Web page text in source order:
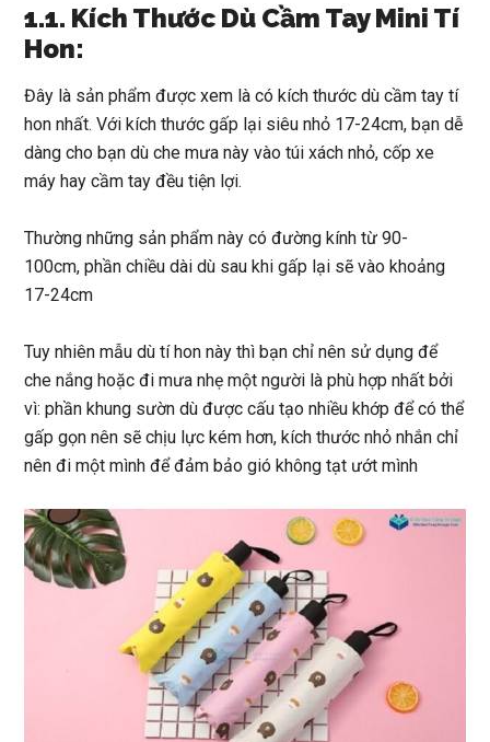
1.1. Kích Thước Dù Cầm Tay Mini Tí
Hon:
Đây là sản phẩm được xem là có kích thước dù cầm tay tí
hon nhất.Với kích thước gấp lại siêu nhỏ 17-24cm, bạn dễ
dàng cho bạn dù che mưa này vào túi xách nhỏ, cốp xe
máy hay cầm tay đều tiện lợi.
Thường những sản phẩm này có đường kính từ 90-
100cm, phần chiều dài dù sau khi gấp lại sẽ vào khoảng
17-24cm
Tuy nhiên mẫu dù tí hon này thì bạn chỉ nên sử dụng để
che nắng hoặc đi mưa nhẹ một người là phù hợp nhất bởi
vì: phần khung sườn dù được cấu tạo nhiều khớp để có thể
gấp gọn nên sẽ chịu lực kém hơn, kích thước nhỏ nhắn chỉ
nên đi một mình để đảm bảo gió không tạt ướt mình